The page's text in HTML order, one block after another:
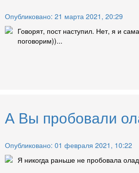
Опубликовано: 21 марта 2021, 20:29
Говорят, пост наступил. Нет, я и
поговорим))...
А Вы пробовали
Опубликовано: 01 февраля 2021, 10:22
Я никогда раньше не пробовала